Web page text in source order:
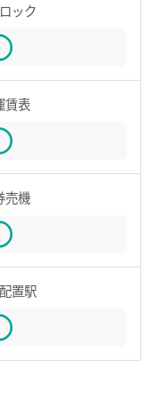
ック
賃表
売機
置駅